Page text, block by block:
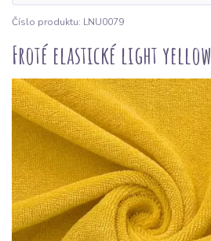
Číslo produktu: LNU0079
Froté elastické light yellow